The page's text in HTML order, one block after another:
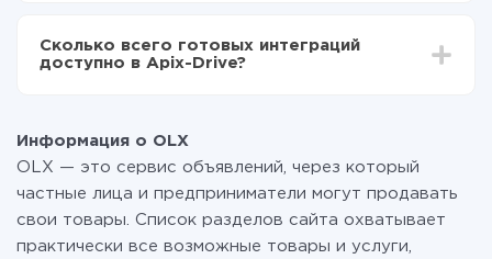
функционал. Вы оплачиваете только количество
данных, которые по факту передаются из одной
перейти на платный, при необходимости. Подробнее
о тарифах.
Сколько всего готовых интеграций
доступно в Apix-Drive?
Информация о OLX
OLX — это сервис объявлений, через который
частные лица и предприниматели могут продавать
свои товары. Список разделов сайта охватывает
практически все возможные товары и услуги,